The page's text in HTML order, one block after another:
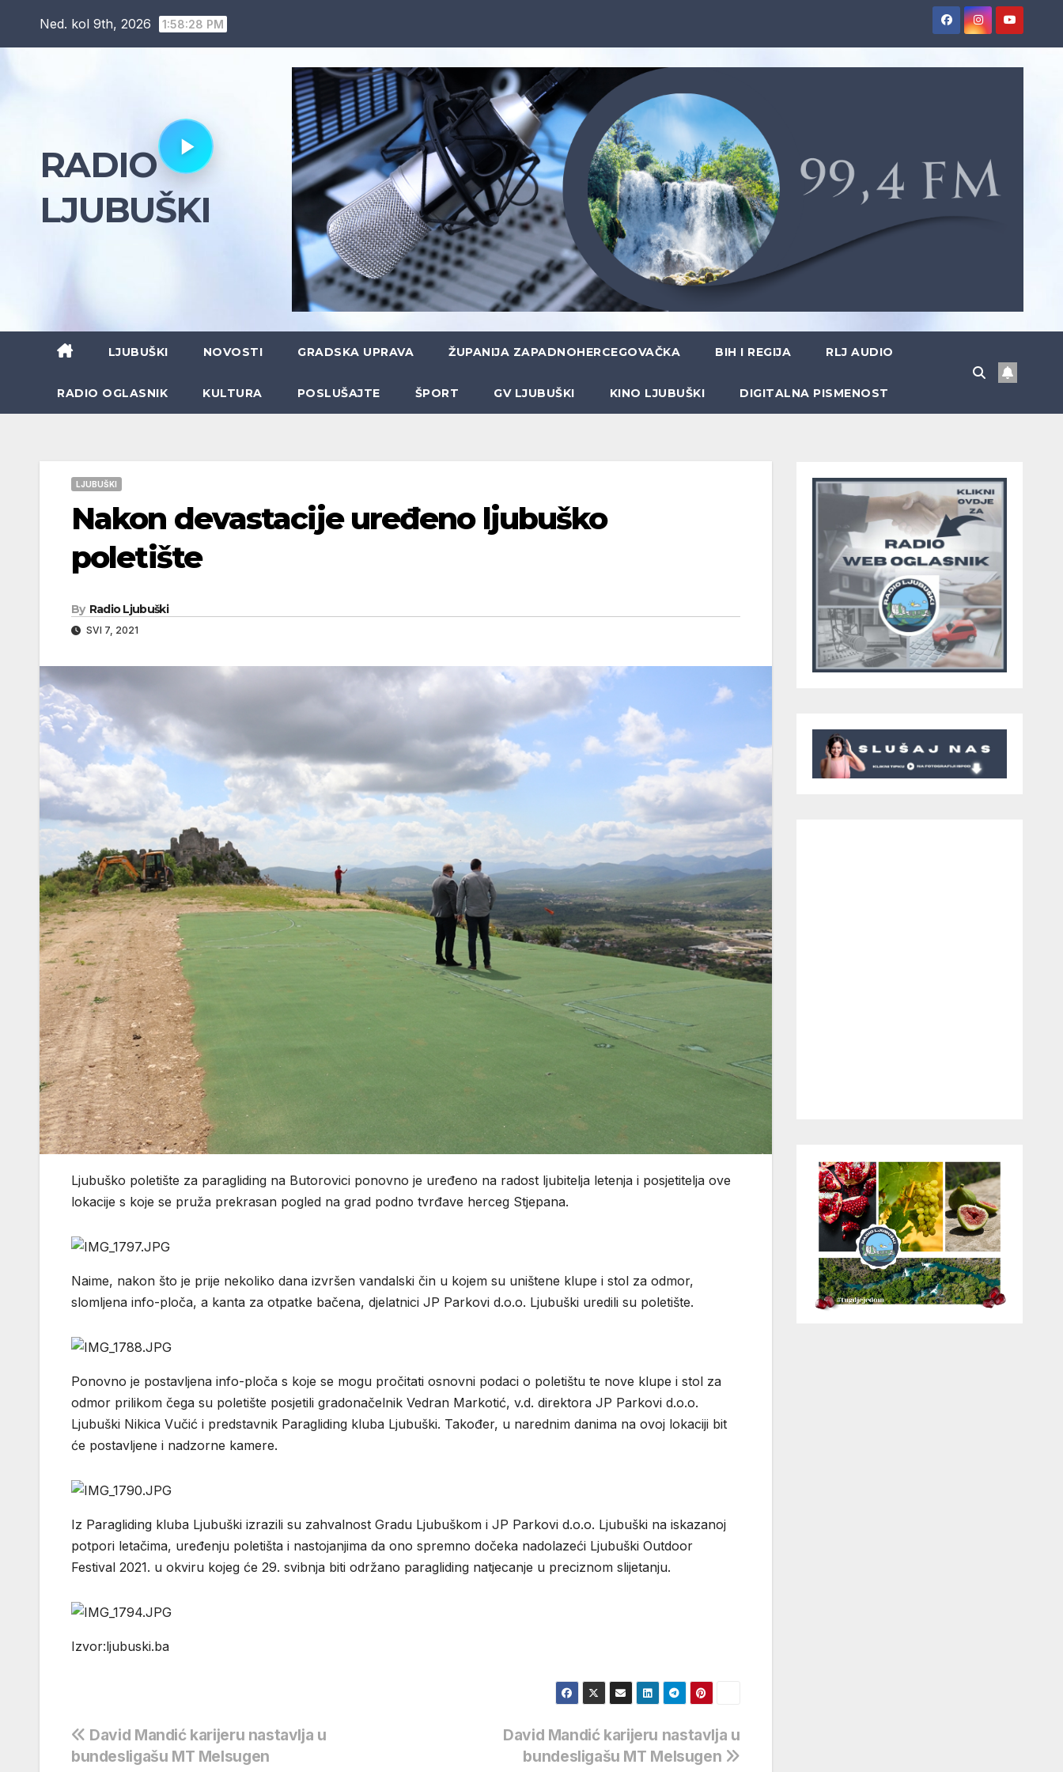
Ned. kol 9th, 2026 1:58:29 PM
RADIO
LJUBUŠKI
LJUBUŠKI NOVOSTI GRADSKA UPRAVA ŽUPANIJA ZAPADNOHERCEGOVAČKA BIH I REGIJA RLJ AUDIO
RADIO OGLASNIK KULTURA POSLUŠAJTE ŠPORT GV LJUBUŠKI KINO LJUBUŠKI DIGITALNA PISMENOST
LJUBUŠKI
Nakon devastacije uređeno ljubuško
poletište
By Radio Ljubuški
SVI 7, 2021
Ljubuško poletište za paragliding na Butorovici ponovno je uređeno na radost ljubitelja letenja i posjetitelja ove
lokacije s koje se pruža prekrasan pogled na grad podno tvrđave herceg Stjepana.
Naime, nakon što je prije nekoliko dana izvršen vandalski čin u kojem su uništene klupe i stol za odmor,
slomljena info-ploča, a kanta za otpatke bačena, djelatnici JP Parkovi d.o.o. Ljubuški uredili su poletište.
Ponovno je postavljena info-ploča s koje se mogu pročitati osnovni podaci o poletištu te nove klupe i stol za
odmor prilikom čega su poletište posjetili gradonačelnik Vedran Markotić, v.d. direktora JP Parkovi d.o.o.
Ljubuški Nikica Vučić i predstavnik Paragliding kluba Ljubuški. Također, u narednim danima na ovoj lokaciji bit
će postavljene i nadzorne kamere.
Iz Paragliding kluba Ljubuški izrazili su zahvalnost Gradu Ljubuškom i JP Parkovi d.o.o. Ljubuški na iskazanoj
potpori letačima, uređenju poletišta i nastojanjima da ono spremno dočeka nadolazeći Ljubuški Outdoor
Festival 2021. u okviru kojeg će 29. svibnja biti održano paragliding natjecanje u preciznom slijetanju.
Izvor:ljubuski.ba
Navigacija
David Mandić karijeru nastavlja u
bundesligašu MT Melsugen
David Mandić karijeru nastavlja u
bundesligašu MT Melsugen